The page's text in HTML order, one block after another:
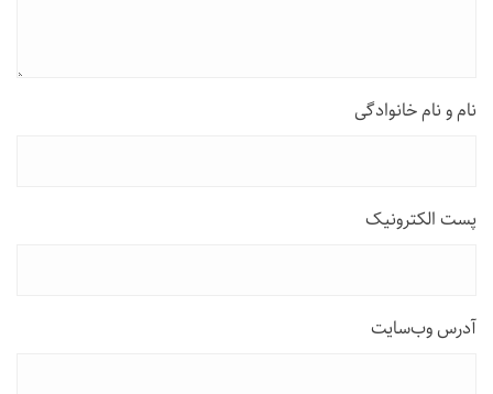
نام و نام خانوادگی
پست الکترونیک
آدرس وب‌سایت